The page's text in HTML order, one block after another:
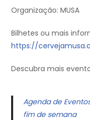
Organização: MUSA
Bilhetes ou mais
https://
Descubra mais
Agenda de
fim de semana